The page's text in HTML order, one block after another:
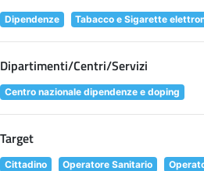
Dipendenze Tabacco e Sigarette
Dipartimenti/Centri/Servizi
Centro nazionale dipendenze e doping
Target
Cittadino Operatore Sanitario